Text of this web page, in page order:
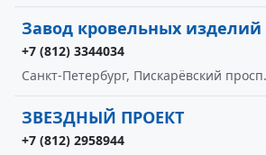
Завод кровельных изделий
+7 (812) 3344034
Санкт-Петербург, Пискарёвский
ЗВЕЗДНЫЙ ПРОЕКТ
+7 (812) 2958944